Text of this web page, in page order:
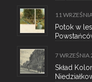
11
Potok w
7 WRZEŚNIA
Skład